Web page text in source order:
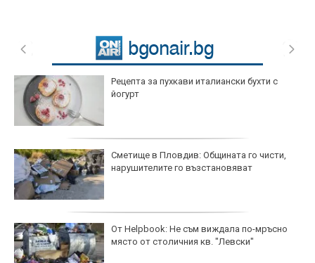
Рецепта за пухкави италиански бухти с
йогурт
Сметище в Пловдив: Общината го чисти,
нарушителите го възстановяват
От Helpbook: Не съм виждала по-мръсно
място от столичния кв. "Левски"